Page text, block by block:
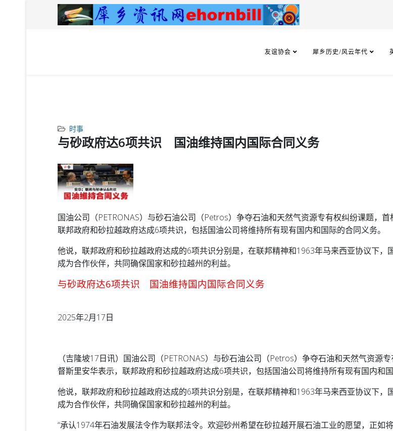
友谊协会 犀乡历史/风云年代
时事
与砂政府达6项共识 国油维持国内国际合同义务
国油公司（PETRONAS）与砂石油公司（Petros）争夺石油和天然气资源专有权纠纷课题，首
联邦政府和砂拉越政府达成6项共识，包括国油公司将维持所有现有国内和国际的合同义务。
他说，联邦政府和砂拉越政府达成的6项共识分别是，在联邦精神和1963年马来西亚协议下，
成为合作伙伴，共同确保国家和砂拉越州的利益。
与砂政府达6项共识 国油维持国内国际合同义务
2025年2月17日
（吉隆坡17日讯）国油公司（PETRONAS）与砂石油公司（Petros）争夺石油和天然气资源
督斯里安华表示，联邦政府和砂拉越政府达成6项共识，包括国油公司将维持所有现有国内和国
他说，联邦政府和砂拉越政府达成的6项共识分别是，在联邦精神和1963年马来西亚协议下，
成为合作伙伴，共同确保国家和砂拉越州的利益。
“承认1974年石油发展法令作为联邦法令。欢迎砂州希望在砂拉越开展石油工业的愿望，正如